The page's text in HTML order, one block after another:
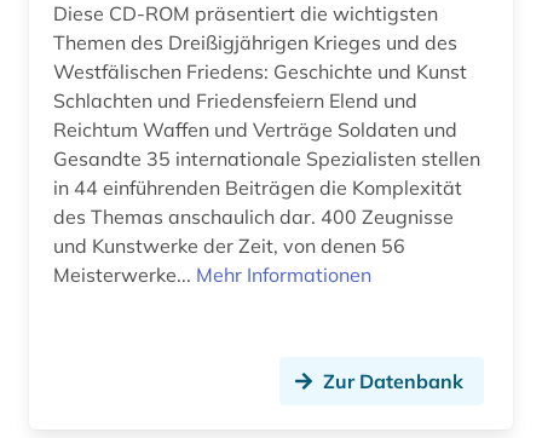
archivbestand (3)
archive (1)
archivmaterial (1)
archivmaterialien (1)
archivprojekte (1)
archivwesen (3)
archäologische stätte (1)
argentinien (3)
Diese CD-ROM präsentiert die wichtigsten
Themen des Dreißigjährigen Krieges und des
Westfälischen Friedens: Geschichte und Kunst
Schlachten und Friedensfeiern Elend und
Reichtum Waffen und Verträge Soldaten und
Gesandte 35 internationale Spezialisten stellen
in 44 einführenden Beiträgen die Komplexität
des Themas anschaulich dar. 400 Zeugnisse
und Kunstwerke der Zeit, von denen 56
Meisterwerke... Mehr Informationen
Zur Datenbank